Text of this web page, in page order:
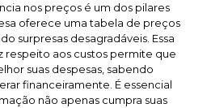
nos preços é um dos pilares
oferece uma tabela de preços
surpresas desagradáveis. Essa
respeito aos custos permite que
suas despesas, sabendo
financeiramente. É essencial
não apenas cumpra suas